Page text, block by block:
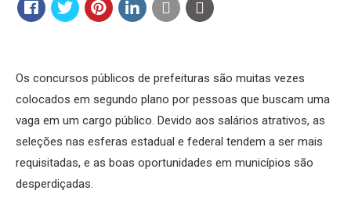
Os concursos públicos de prefeituras são muitas vezes
colocados em segundo plano por pessoas que buscam uma
vaga em um cargo público. Devido aos salários atrativos, as
seleções nas esferas estadual e federal tendem a ser mais
requisitadas, e as boas oportunidades em municípios são
desperdiçadas.